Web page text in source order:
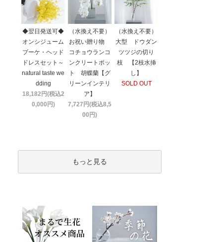
◆翌日発送可◆
オンシジューム
ブーケ・ヘッド
ドレスセット～
natural taste we
dding
18,182円(税込2
0,000円)
（水換え不要）
お祝い贈り物
コチョウランコ
ンクリートポッ
ト 胡蝶蘭【グ
リーンインテリ
ア】
7,727円(税込8,5
00円)
（水換え不要）
大型 ドウダン
ツツジの切り
枝 【2枝水挿
し】
SOLD OUT
もっと見る